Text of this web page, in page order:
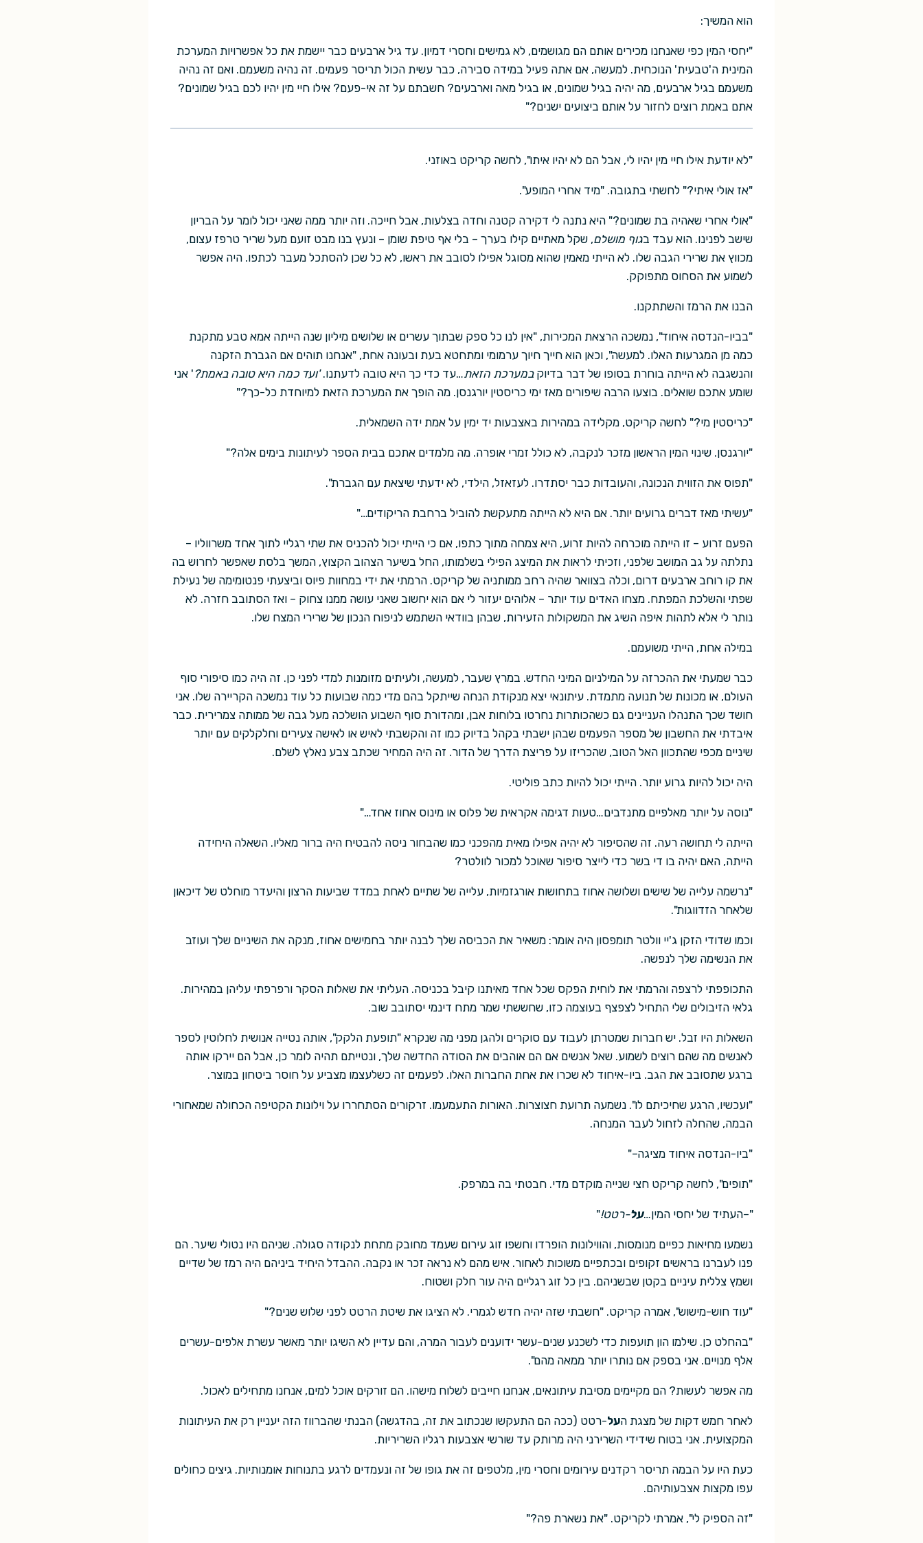
הוא המשיך:
"יחסי המין כפי שאנחנו מכירים אותם הם מגושמים, לא גמישים וחסרי דמיון. עד גיל ארבעים כבר יישמת את כל אפשרויות המערכת
המינית ה'טבעית' הנוכחית. למעשה, אם אתה פעיל במידה סבירה, כבר עשית הכול תריסר פעמים. זה נהיה משעמם. ואם זה נהיה
משעמם בגיל ארבעים, מה יהיה בגיל שמונים, או בגיל מאה וארבעים? חשבתם על זה אי-פעם? אילו חיי מין יהיו לכם בגיל שמונים?
אתם באמת רוצים לחזור על אותם ביצועים ישנים?"
"לא יודעת אילו חיי מין יהיו לי, אבל הם לא יהיו איתו", לחשה קריקט באוזני.
"אז אולי איתי?" לחשתי בתגובה. "מיד אחרי המופע".
"אולי אחרי שאהיה בת שמונים?" היא נתנה לי דקירה קטנה וחדה בצלעות, אבל חייכה. וזה יותר ממה שאני יכול לומר על הבריון
שישב לפנינו. הוא עבד בגוף מושלם, שקל מאתיים קילו בערך – בלי אף טיפת שומן – ונעץ בנו מבט זועם מעל שריר טרפז עצום,
מכווץ את שרירי הגבה שלו. לא הייתי מאמין שהוא מסוגל אפילו לסובב את ראשו, לא כל שכן להסתכל מעבר לכתפו. היה אפשר
לשמוע את הסחוס מתפוקק.
הבנו את הרמז והשתתקנו.
"בביו-הנדסה איחוד", נמשכה הרצאת המכירות, "אין לנו כל ספק שבתוך עשרים או שלושים מיליון שנה הייתה אמא טבע מתקנת
כמה מן המגרעות האלו. למעשה", וכאן הוא חייך חיוך ערמומי ומתחטא בעת ובעונה אחת, "אנחנו תוהים אם הגברת הזקנה
והנשגבה לא הייתה בוחרת בסופו של דבר בדיוקבמערכת הזאת…עד כדי כך היא טובה לדעתנו.'ועד כמה היא טובה באמת?' אני
שומע אתכם שואלים. בוצעו הרבה שיפורים מאז ימי כריסטין יורגנסן. מה הופך את המערכת הזאת למיוחדת כל-כך?"
"כריסטין מי?" לחשה קריקט, מקלידה במהירות באצבעות יד ימין על אמת ידה השמאלית.
"יורגנסן. שינוי המין הראשון מזכר לנקבה, לא כולל זמרי אופרה. מה מלמדים אתכם בבית הספר לעיתונות בימים אלה?"
"תפוס את הזווית הנכונה, והעובדות כבר יסתדרו. לעזאזל, הילדי, לא ידעתי שיצאת עם הגברת".
"עשיתי מאז דברים גרועים יותר. אם היא לא הייתה מתעקשת להוביל ברחבת הריקודים…"
הפעם זרוע – זו הייתה מוכרחה להיות זרוע, היא צמחה מתוך כתפו, אם כי הייתי יכול להכניס את שתי רגליי לתוך אחד משרווליו –
נתלתה על גב המושב שלפני, וזכיתי לראות את המיצג הפילי בשלמותו, החל בשיער הצהוב הקצוץ, המשך בלסת שאפשר לחרוש בה
את קו רוחב ארבעים דרום, וכלה בצוואר שהיה רחב ממותניה של קריקט. הרמתי את ידי במחוות פיוס וביצעתי פנטומימה של נעילת
שפתי והשלכת המפתח. מצחו האדים עוד יותר – אלוהים יעזור לי אם הוא יחשוב שאני עושה ממנו צחוק – ואז הסתובב חזרה. לא
נותר לי אלא לתהות איפה השיג את המשקולות הזעירות, שבהן בוודאי השתמש לניפוח הנכון של שרירי המצח שלו.
במילה אחת, הייתי משועמם.
כבר שמעתי את ההכרזה על המילניום המיני החדש. במרץ שעבר, למעשה, ולעיתים מזומנות למדי לפני כן. זה היה כמו סיפורי סוף
העולם, או מכונות של תנועה מתמדת. עיתונאי יצא מנקודת הנחה שייתקל בהם מדי כמה שבועות כל עוד נמשכה הקריירה שלו. אני
חושד שכך התנהלו העניינים גם כשהכותרות נחרטו בלוחות אבן, ומהדורת סוף השבוע הושלכה מעל גבה של ממותה צמרירית. כבר
איבדתי את החשבון של מספר הפעמים שבהן ישבתי בקהל בדיוק כמו זה והקשבתי לאיש או לאישה צעירים וחלקלקים עם יותר
שיניים מכפי שהתכוון האל הטוב, שהכריזו על פריצת הדרך של הדור. זה היה המחיר שכתב צבע נאלץ לשלם.
היה יכול להיות גרוע יותר. הייתי יכול להיות כתב פוליטי.
"נוסה על יותר מאלפיים מתנדבים…טעות דגימה אקראית של פלוס או מינוס אחוז אחד…"
הייתה לי תחושה רעה. זה שהסיפור לא יהיה אפילו מאית מהפכני כמו שהבחור ניסה להבטיח היה ברור מאליו. השאלה היחידה
הייתה, האם יהיה בו די בשר כדי לייצר סיפור שאוכל למכור לוולטר?
"נרשמה עלייה של שישים ושלושה אחוז בתחושות אורגזמיות, עלייה של שתיים לאחת במדד שביעות הרצון והיעדר מוחלט של דיכאון
שלאחר הזדווגות".
וכמו שדודי הזקן ג'יי וולטר תומפסון היה אומר: משאיר את הכביסה שלך לבנה יותר בחמישים אחוז, מנקה את השיניים שלך ועוזב
את הנשימה שלך לנפשה.
התכופפתי לרצפה והרמתי את לוחית הפקס שכל אחד מאיתנו קיבל בכניסה. העליתי את שאלות הסקר ורפרפתי עליהן במהירות.
גלאי הזיבולים שלי התחיל לצפצף בעוצמה כזו, שחששתי שמר מתח דינמי יסתובב שוב.
השאלות היו זבל. יש חברות שמטרתן לעבוד עם סוקרים ולהגן מפני מה שנקרא "תופעת הלקק", אותה נטייה אנושית לחלוטין לספר
לאנשים מה שהם רוצים לשמוע. שאל אנשים אם הם אוהבים את הסודה החדשה שלך, ונטייתם תהיה לומר כן, אבל הם יירקו אותה
ברגע שתסובב את הגב. ביו-איחוד לא שכרו את אחת החברות האלו. לפעמים זה כשלעצמו מצביע על חוסר ביטחון במוצר.
"ועכשיו, הרגע שחיכיתם לו". נשמעה תרועת חצוצרות. האורות התעמעמו. זרקורים הסתחררו על וילונות הקטיפה הכחולה שמאחורי
הבמה, שהחלה לזחול לעבר המנחה.
"ביו-הנדסה איחוד מציגה–"
"תופים", לחשה קריקט חצי שנייה מוקדם מדי. חבטתי בה במרפק.
"–העתיד של יחסי המין…על-רטט!"
נשמעו מחיאות כפיים מנומסות, והווילונות הופרדו וחשפו זוג עירום שעמד מחובק מתחת לנקודה סגולה. שניהם היו נטולי שיער. הם
פנו לעברנו בראשים זקופים ובכתפיים משוכות לאחור. איש מהם לא נראה זכר או נקבה. ההבדל היחיד ביניהם היה רמז של שדיים
ושמץ צללית עיניים בקטן שבשניהם. בין כל זוג רגליים היה עור חלק ושטוח.
"עוד חוש-מישוש", אמרה קריקט. "חשבתי שזה יהיה חדש לגמרי. לא הציגו את שיטת הרטט לפני שלוש שנים?"
"בהחלט כן. שילמו הון תועפות כדי לשכנע שנים-עשר ידוענים לעבור המרה, והם עדיין לא השיגו יותר מאשר עשרת אלפים-עשרים
אלף מנויים. אני בספק אם נותרו יותר ממאה מהם".
מה אפשר לעשות? הם מקיימים מסיבת עיתונאים, אנחנו חייבים לשלוח מישהו. הם זורקים אוכל למים, אנחנו מתחילים לאכול.
לאחר חמש דקות של מצגת העל-רטט (ככה הם התעקשו שנכתוב את זה, בהדגשה) הבנתי שהברווז הזה יעניין רק את העיתונות
המקצועית. אני בטוח שידידי השרירני היה מרותק עד שורשי אצבעות רגליו השריריות.
כעת היו על הבמה תריסר רקדנים עירומים וחסרי מין, מלטפים זה את גופו של זה ונעמדים לרגע בתנוחות אומנותיות. גיצים כחולים
עפו מקצות אצבעותיהם.
"זה הספיק לי", אמרתי לקריקט. "את נשארת פה?"